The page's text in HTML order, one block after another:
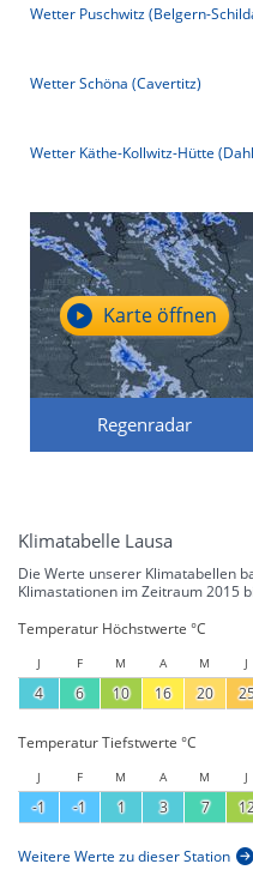
Wetter Puschwitz (Belgern-
Wetter Schöna (Cavertitz)
Wetter Käthe-Kollwitz-Hütte
Regenradar
Karte öffnen
Klimatabelle Lausa
Die Werte unserer Klimatabellen
Klimastationen im Zeitraum 2015
Temperatur Höchstwerte °C
J F M A M J
4 6 10 16 20
Temperatur Tiefstwerte °C
J F M A M J
-1 -1 1 3 7
Weitere Werte zu dieser Station